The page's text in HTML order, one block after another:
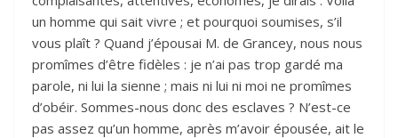
un homme qui sait vivre ; et pourquoi soumises, s’il
vous plaît ? Quand j’épousai M. de Grancey, nous nous
promîmes d’être fidèles : je n’ai pas trop gardé ma
parole, ni lui la sienne ; mais ni lui ni moi ne promîmes
d’obéir. Sommes-nous donc des esclaves ? N’est-ce
pas assez qu’un homme, après m’avoir épousée, ait le